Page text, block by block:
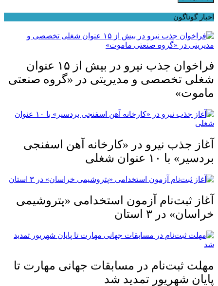
اخبار گوناگون
فراخوان جذب نیرو در بیش از ۱۵ عنوان
شغلی تخصصی و مدیریتی در «گروه صنعتی
ماموت»
آغاز جذب نیرو در «کارخانه آهن اسفنجی
بردسیر» با ۱۰ عنوان شغلی
آغاز ثبت‌نام آزمون استخدامی «پتروشیمی
خراسان» در ۳ استان
مهلت ثبت‌نام در مسابقات جهانی مهارت تا
پایان شهریور تمدید شد